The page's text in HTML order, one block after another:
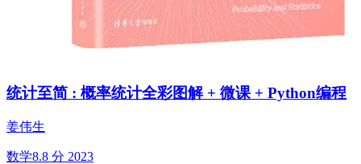
统计至简 : 概率统计全彩图解 + 微课 + Python编程
姜伟生
数学8.8 分 2023